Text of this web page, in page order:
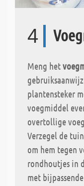
4
Meng het
plantensteker
voegmiddel
overtollige
Verzegel de
om hem tegen
rondhoutjes in
met